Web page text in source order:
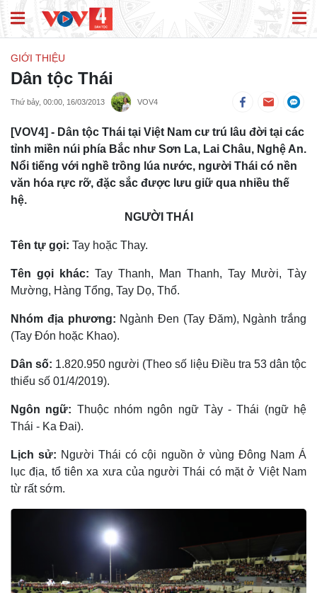
GIỚI THIỆU
Dân tộc Thái
Thứ bảy, 00:00, 16/03/2013 VOV4
[VOV4] - Dân tộc Thái tại Việt Nam cư trú lâu đời tại các
tỉnh miền núi phía Bắc như Sơn La, Lai Châu, Nghệ An.
Nổi tiếng với nghề trồng lúa nước, người Thái có nền
văn hóa rực rỡ, đặc sắc được lưu giữ qua nhiều thế
hệ.
NGƯỜI THÁI
Tên tự gọi: Tay hoặc Thay.
Tên gọi khác: Tay Thanh, Man Thanh, Tay Mười, Tày
Mường, Hàng Tổng, Tay Dọ, Thổ.
Nhóm địa phương: Ngành Ðen (Tay Ðăm), Ngành trắng
(Tay Ðón hoặc Khao).
Dân số: 1.820.950 người (Theo số liệu Điều tra 53 dân tộc
thiểu số 01/4/2019).
Ngôn ngữ: Thuộc nhóm ngôn ngữ Tày - Thái (ngữ hệ
Thái - Ka Ðai).
Lịch sử: Người Thái có cội nguồn ở vùng Đông Nam Á
lục địa, tổ tiên xa xưa của người Thái có mặt ở Việt Nam
từ rất sớm.